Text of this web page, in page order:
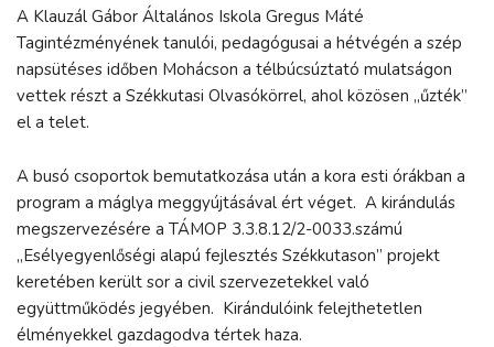
A Klauzál Gábor Általános Iskola Gregus Máté
Tagintézményének tanulói, pedagógusai a hétvégén a szép
napsütéses időben Mohácson a télbúcsúztató mulatságon
vettek részt a Székkutasi Olvasókörrel, ahol közösen „űzték”
el a telet.
A busó csoportok bemutatkozása után a kora esti órákban a
program a máglya meggyújtásával ért véget. A kirándulás
megszervezésére a TÁMOP 3.3.8.12/2-0033.számú
„Esélyegyenlőségi alapú fejlesztés Székkutason” projekt
keretében került sor a civil szervezetekkel való
együttműködés jegyében. Kirándulóink felejthetetlen
élményekkel gazdagodva tértek haza.